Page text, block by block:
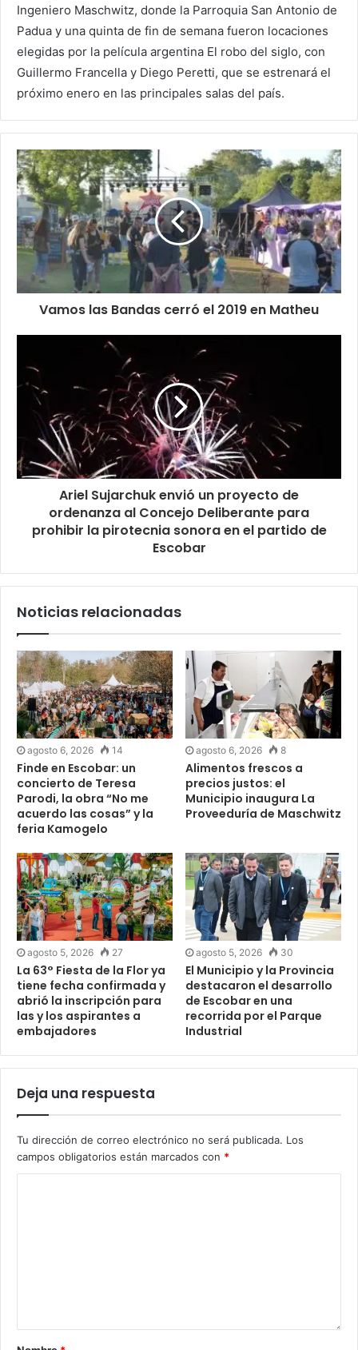
Ingeniero Maschwitz, donde la Parroquia San Antonio de
Padua y una quinta de fin de semana fueron locaciones
elegidas por la película argentina El robo del siglo, con
Guillermo Francella y Diego Peretti, que se estrenará el
próximo enero en las principales salas del país.
Vamos las Bandas cerró el 2019 en Matheu
Ariel Sujarchuk envió un proyecto de
ordenanza al Concejo Deliberante para
prohibir la pirotecnia sonora en el partido de
Escobar
Noticias relacionadas
agosto 6, 2026 14
Finde en Escobar: un
concierto de Teresa
Parodi, la obra “No me
acuerdo las cosas” y la
feria Kamogelo
agosto 6, 2026 8
Alimentos frescos a
precios justos: el
Municipio inaugura La
Proveeduría de Maschwitz
agosto 5, 2026 27
La 63° Fiesta de la Flor ya
tiene fecha confirmada y
abrió la inscripción para
las y los aspirantes a
embajadores
agosto 5, 2026 30
El Municipio y la Provincia
destacaron el desarrollo
de Escobar en una
recorrida por el Parque
Industrial
Deja una respuesta
Tu dirección de correo electrónico no será publicada. Los
campos obligatorios están marcados con *